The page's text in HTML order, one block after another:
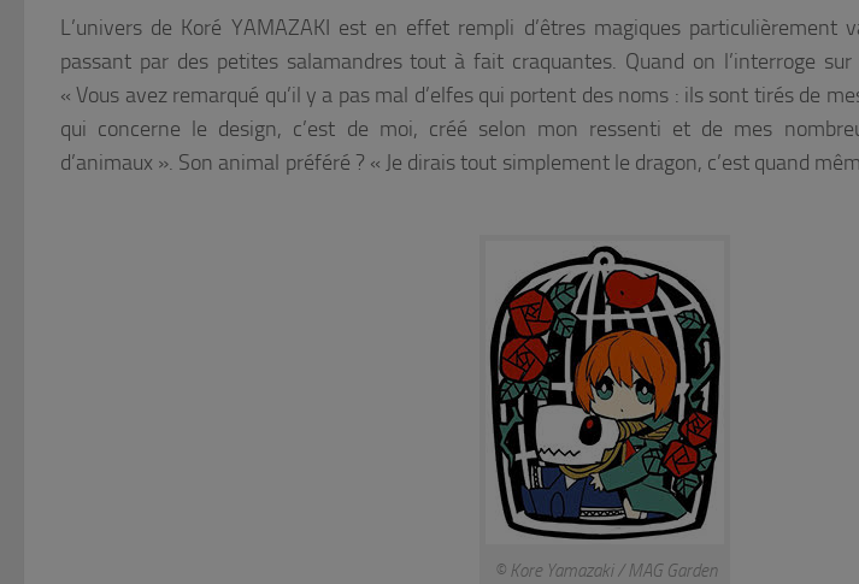
L’univers de Koré YAMAZAKI est en effet rempli d’êtres magiques particulièrement
passant par des petites salamandres tout à fait craquantes. Quand on l’interroge sur
«Vous avez remarqué qu’il y a pas mal d’elfes qui portent des noms : ils sont tirés de
qui concerne le design, c’est de moi, créé selon mon ressenti et de mes
d’animaux ». Son animal préféré ? « Je dirais tout simplement le dragon, c’est quand
© Kore Yamazaki / MAG Garden